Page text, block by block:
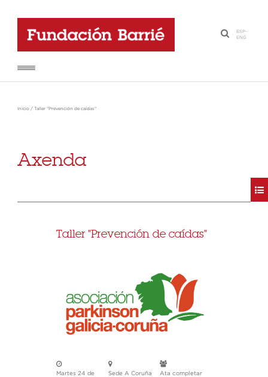
·
ESP-
ENG
Inicio / Taller "Prevención de caídas"
Axenda
Taller "Prevención de caídas"
Martes 24 de
Sede A Coruña
Ata completar